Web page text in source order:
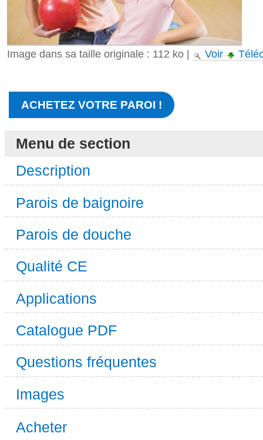
Image dans sa taille originale : 112 ko| Voir
ACHETEZ VOTRE PAROI !
Menu de section
Description
Parois de baignoire
Parois de douche
Qualité CE
Applications
Catalogue PDF
Questions fréquentes
Images
Acheter